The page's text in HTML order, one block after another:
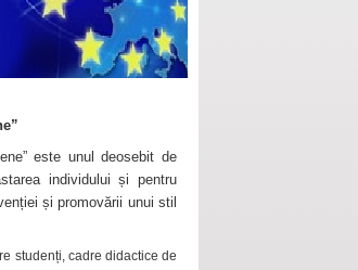
este unul deosebit de
individului și pentru
și promovării unui stil
studenți, cadre didactice de